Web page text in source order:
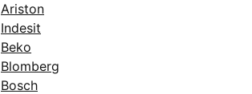
Ariston
Indesit
Beko
Blomberg
Bosch